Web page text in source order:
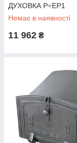
ДУХОВКА P÷EP1
Немає в наявності
11 962 ₴